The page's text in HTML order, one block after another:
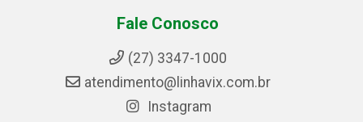
Fale Conosco
(27) 3347-1000
atendimento@linhavix.com.br
Instagram